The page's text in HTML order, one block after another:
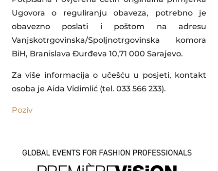
Ugovora o reguliranju obaveza, potrebno je
obavezno poslati i poštom na adresu
Vanjskotrgovinska/Spoljnotrgovinska komora
BiH, Branislava Đurđeva 10,71 000 Sarajevo.
Za više informacija o učešću u posjeti, kontakt
osoba je Aida Vidimlić (tel. 033 566 233).
Poziv